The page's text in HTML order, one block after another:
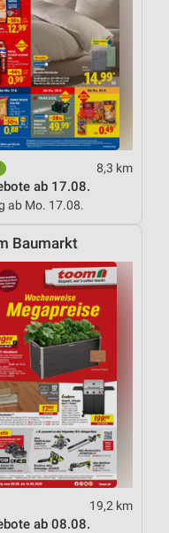
8,3 km
ab 17.08.
ab Mo. 17.08.
Baumarkt
19,2 km
ab 08.08.
oder
von